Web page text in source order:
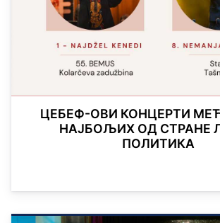
ЦЕБЕФ-ОВИ КОНЦЕРТИ
НАЈБОЉИХ ОД СТРАНЕ
ПОЛИТИКА